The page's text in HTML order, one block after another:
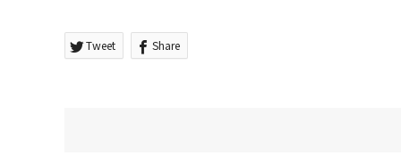
Tweet Share